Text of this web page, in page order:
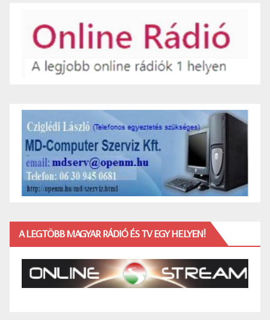
A LEGTÖBB MAGYAR RÁDIÓ ÉS TV EGY HELYEN!